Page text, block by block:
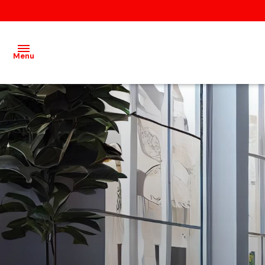
Menu
Acheter
Louer
Vendre
Gestion
locative
Agence
Recrutement